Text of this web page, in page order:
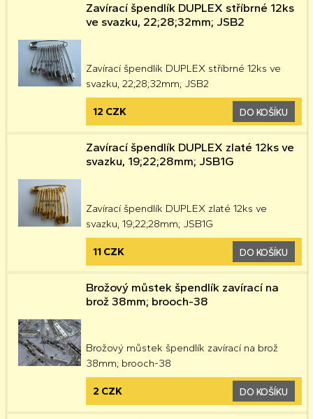
Zavírací špendlík DUPLEX stříbrné 12ks
ve svazku, 22;28;32mm; JSB2
Zavírací špendlík DUPLEX stříbrné 12ks ve
svazku, 22;28;32mm; JSB2
12 CZK DO KOŠÍKU
Zavírací špendlík DUPLEX zlaté 12ks ve
svazku, 19;22;28mm; JSB1G
Zavírací špendlík DUPLEX zlaté 12ks ve
svazku, 19;22;28mm; JSB1G
11 CZK DO KOŠÍKU
Brožový můstek špendlík zavírací na
brož 38mm; brooch-38
Brožový můstek špendlík zavírací na brož
38mm; brooch-38
2 CZK DO KOŠÍKU